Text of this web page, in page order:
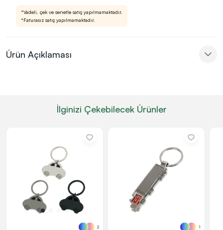
Ürün Açıklaması
*Vadeli, çek ve senetle satış yapılmamaktadır.
*Faturasız satış yapılmamaktadır.
İlginizi Çekebilecek Ürünler
2 1